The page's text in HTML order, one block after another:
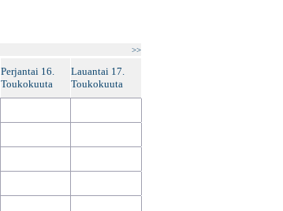
>>
Perjantai 16.
Toukokuuta
Lauantai 17.
Toukokuuta